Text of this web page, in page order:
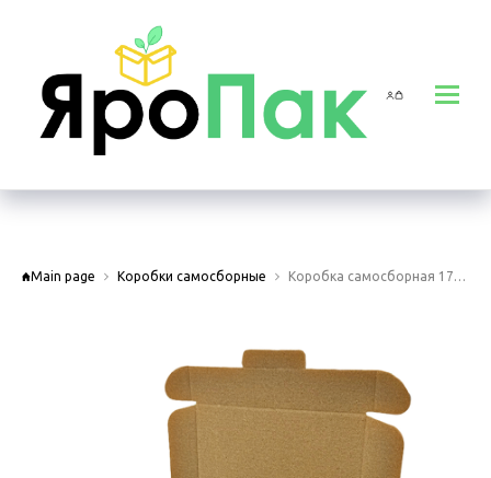
Main page Коробки самосборные Коробка самосборная 175х175х35 мм